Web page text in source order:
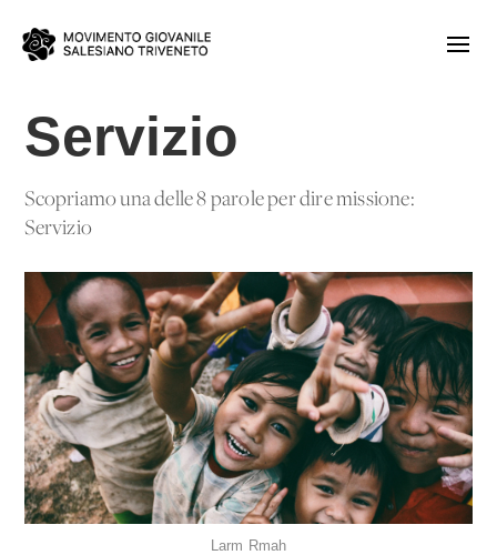
Servizio
Scopriamo una delle 8 parole per dire missione:
Servizio
Larm Rmah